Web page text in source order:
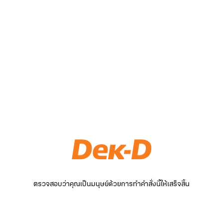
ตรวจสอบว่าคุณเป็นมนุษย์ด้วยการทำคำสั่งนี้ให้เสร็จสิ้น